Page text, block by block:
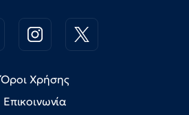
Όροι Χρήσης
Επικοινωνία